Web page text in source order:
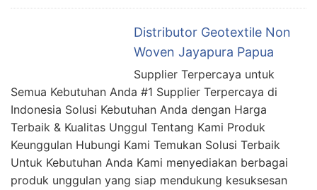
Distributor Geotextile Non
Woven Jayapura Papua
Supplier Terpercaya untuk
Semua Kebutuhan Anda #1 Supplier Terpercaya di
Indonesia Solusi Kebutuhan Anda dengan Harga
Terbaik & Kualitas Unggul Tentang Kami Produk
Keunggulan Hubungi Kami Temukan Solusi Terbaik
Untuk Kebutuhan Anda Kami menyediakan berbagai
produk unggulan yang siap mendukung kesuksesan